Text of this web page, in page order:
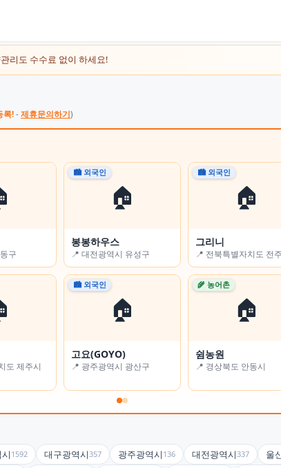
리도 수수료 없이 하세요!
록! - 제휴문의하기)
구
🏠
🏙 외국인
봉봉하우스
📍 대전광역시 유성구
🏠
🏙 외국인
그리니
📍 전북특별자치도 전
도 제주시
🏠
🏙 외국인
고요(GOYO)
📍 광주광역시 광산구
🏠
🌾 농어촌
쉼농원
📍 경상북도 안동시
시
🏠
🌾 농어촌
📍 전라남도 고흥군
🏠
🌾 농어촌
경남용추민박
📍 경상남도 함양군
시
🏠
🏙 외국인
알로하 스테이
📍 서울특별시 강동구
🏠
🏙 외국인
굿스테이
📍 대구광역시 수성구
1592 대구광역시357 광주광역시 136 대전광역시337 울